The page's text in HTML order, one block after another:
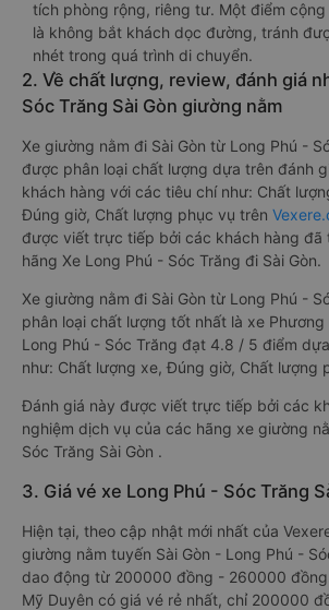
tích phòng rộng, riêng tư. Một điểm cộng
là không bắt khách dọc đường, tránh
nhét trong quá trình di chuyển.
2. Về chất lượng, review, đánh giá
Sóc Trăng Sài Gòn giường nằm
Xe giường nằm đi Sài Gòn từ Long Phú -
được phân loại chất lượng dựa trên đánh
khách hàng với các tiêu chí như: Chất
Đúng giờ, Chất lượng phục vụ trên
được viết trực tiếp bởi các khách hàng đã
hãng Xe Long Phú - Sóc Trăng đi Sài Gòn.
Xe giường nằm đi Sài Gòn từ Long Phú -
phân loại chất lượng tốt nhất là xe Phương
Long Phú - Sóc Trăng đạt 4.8 / 5 điểm
như: Chất lượng xe, Đúng giờ, Chất lượng
Đánh giá này được viết trực tiếp bởi các
nghiệm dịch vụ của các hãng xe giường
Sóc Trăng Sài Gòn .
3. Giá vé xe Long Phú - Sóc Trăng
Hiện tại, theo cập nhật mới nhất của
giường nằm tuyến Sài Gòn - Long Phú -
dao động từ 200000 đồng - 260000
Mỹ Duyên có giá vé rẻ nhất, chỉ 200000